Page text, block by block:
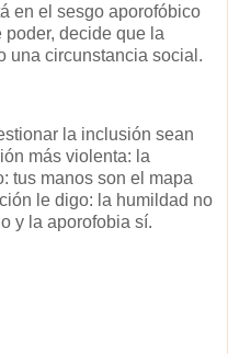
en el sesgo aporofóbico
decide que la
una circunstancia social.
la inclusión sean
más violenta: la
tus manos son el mapa
le digo: la humildad no
y la aporofobia sí.